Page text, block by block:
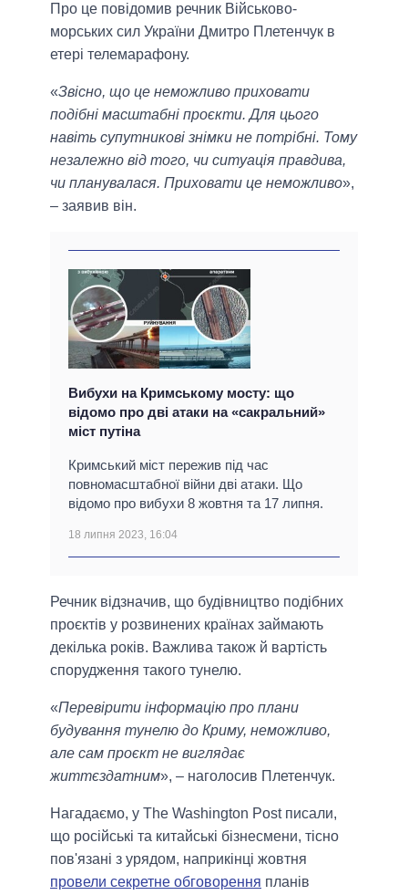
Про це повідомив речник Військово-
морських сил України Дмитро Плетенчук в
етері телемарафону.
«Звісно, що це неможливо приховати
подібні масштабні проєкти. Для цього
навіть супутникові знімки не потрібні. Тому
незалежно від того, чи ситуація правдива,
чи планувалася. Приховати це неможливо»,
– заявив він.
Вибухи на Кримському мосту: що
відомо про дві атаки на «сакральний»
міст путіна
Кримський міст пережив під час
повномасштабної війни дві атаки. Що
відомо про вибухи 8 жовтня та 17 липня.
18 липня 2023, 16:04
Речник відзначив, що будівництво подібних
проєктів у розвинених країнах займають
декілька років. Важлива також й вартість
спорудження такого тунелю.
«Перевірити інформацію про плани
будування тунелю до Криму, неможливо,
але сам проєкт не виглядає
життєздатним», – наголосив Плетенчук.
Нагадаємо, у The Washington Post писали,
що російські та китайські бізнесмени, тісно
пов'язані з урядом, наприкінці жовтня
провели секретне обговорення планів